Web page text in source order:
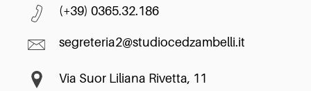
(+39) 0365.32.186
segreteria2@studiocedzambelli.it
Via Suor Liliana Rivetta, 11